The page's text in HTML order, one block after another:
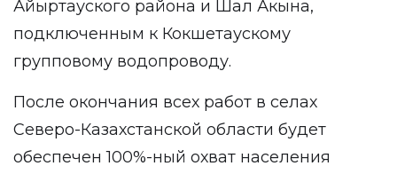
Айыртауского района и Шал Акына,
подключенным к Кокшетаускому
групповому водопроводу.
После окончания всех работ в селах
Северо-Казахстанской области будет
обеспечен 100%-ный охват населения